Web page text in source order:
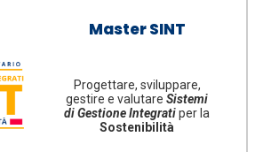
Master SINT
Progettare, sviluppare,
gestire e valutareSistemi
di Gestione Integratiper la
Sostenibilità